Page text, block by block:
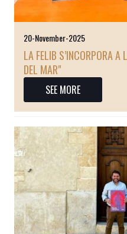
20-November-2025
LA FELIB S’INCORPORA A
DEL MAR"
SEE MORE